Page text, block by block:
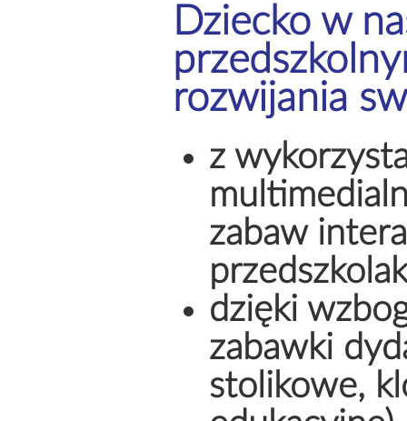
Dziecko w
rozwijania
z
zabaw
dzięki
zabawki
stolikowe,